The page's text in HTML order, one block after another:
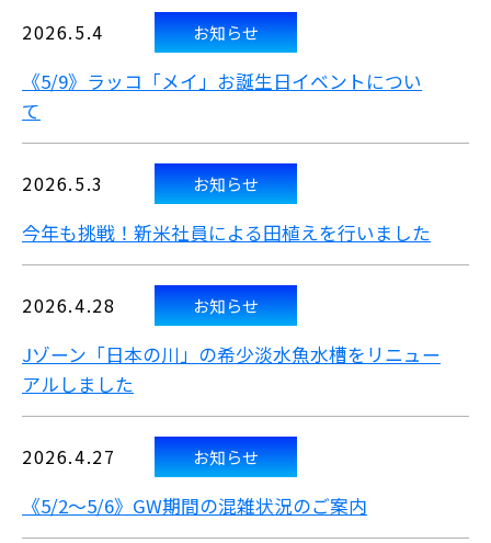
2026.5.4 お知らせ
《5/9》ラッコ「メイ」お誕生日イベントについ
て
2026.5.3 お知らせ
今年も挑戦！新米社員による田植えを行いました
2026.4.28 お知らせ
Jゾーン「日本の川」の希少淡水魚水槽をリニュー
アルしました
2026.4.27 お知らせ
《5/2～5/6》GW期間の混雑状況のご案内